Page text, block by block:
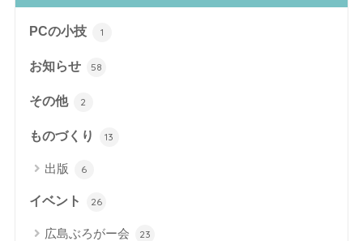
PCの小技 1
お知らせ 58
その他 2
ものづくり 13
出版 6
イベント 26
広島ぶろがー会 23